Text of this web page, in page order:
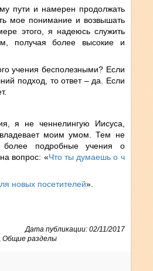
пути и намерен продолжать
мое понимание и возвышать
этого, я надеюсь служить
получая более высокие и
учения бесполезными? Если
подход, то ответ – да. Если
я не ченнелингую Иисуса,
моим умом. Тем не
подробные учения о
вопрос: «Что ты думаешь о ч
новых посетителей».
Дата публикации: 02/11/2017
,Общие разделы